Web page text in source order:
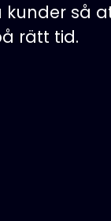
så
rätt tid.